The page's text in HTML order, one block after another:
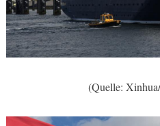
(Quelle: